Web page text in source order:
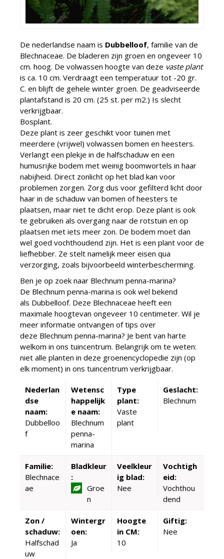
De nederlandse naam is Dubbelloof, familie van de
Blechnaceae. De bladeren zijn groen en ongeveer 10
cm. hoog. De volwassen hoogte van deze vaste plant
is ca. 10 cm. Verdraagt een temperatuur tot -20 gr.
C. en blijft de gehele winter groen. De geadviseerde
plantafstand is 20 cm. (25 st. per m2.) Is slecht
verkrijgbaar.
Bosplant.
Deze plant is zeer geschikt voor tuinen met
meerdere (vrijwel) volwassen bomen en heesters.
Verlangt een plekje in de halfschaduw en een
humusrijke bodem met weinig boomwortels in haar
nabijheid. Direct zonlicht op het blad kan voor
problemen zorgen. Zorg dus voor gefilterd licht door
haar in de schaduw van bomen of heesters te
plaatsen, maar niet te dicht erop. Deze plant is ook
te gebruiken als overgang naar de rotstuin en op
plaatsen met iets meer zon. De bodem moet dan
wel goed vochthoudend zijn. Het is een plant voor de
liefhebber. Ze stelt namelijk meer eisen qua
verzorging, zoals bijvoorbeeld winterbescherming.
Ben je op zoek naar Blechnum penna-marina?
De Blechnum penna-marina is ook wel bekend
als Dubbelloof. Deze Blechnaceae heeft een
maximale hoogtevan ongeveer 10 centimeter. Wil je
meer informatie ontvangen of tips over
deze Blechnum penna-marina? Je bent van harte
welkom in ons tuincentrum. Belangrijk om te weten:
niet alle planten in deze groenencyclopedie zijn (op
elk moment) in ons tuincentrum verkrijgbaar.
Nederlan
dse
naam:
Dubbelloo
f
Wetensc
happelijk
e naam:
Blechnum
penna-
marina
Type
plant:
Vaste
plant
Geslacht:
Blechnum
Familie:
Blechnace
ae
Bladkleur
:
Groe
n
Veelkleur
ig blad:
Nee
Vochtigh
eid:
Vochthou
dend
Zon /
schaduw:
Halfschad
uw
Wintergr
oen:
Ja
Hoogte
in CM:
10
Giftig:
Nee